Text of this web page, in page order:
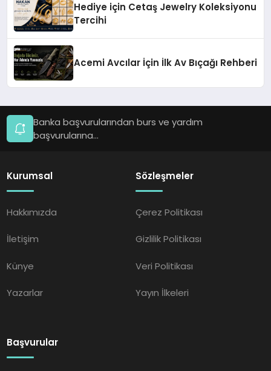
Hediye için Cetaş Jewelry Koleksiyonu
Tercihi
Acemi Avcılar İçin İlk Av Bıçağı Rehberi
Banka başvurularından burs ve yardım
başvurularına...
Kurumsal
Hakkımızda
İletişim
Künye
Yazarlar
Sözleşmeler
Çerez Politikası
Gizlilik Politikası
Veri Politikası
Yayın İlkeleri
Başvurular